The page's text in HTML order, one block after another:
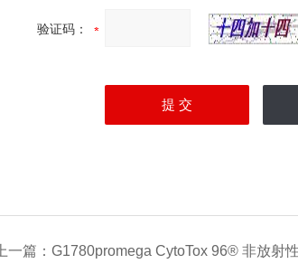
验证码：
上一篇： G1780promega CytoTox 96® 非放射性细胞毒性